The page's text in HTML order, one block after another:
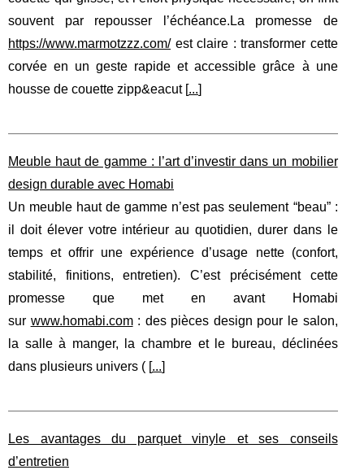
souvent par repousser l’échéance.La promesse de
https://www.marmotzzz.com/est claire : transformer cette
corvée en un geste rapide et accessible grâce à une
housse de couette zipp&eacut [...]
Meuble haut de gamme : l’art d’investir dans un mobilier
design durable avec Homabi
Un meuble haut de gamme n’est pas seulement “beau” :
il doit élever votre intérieur au quotidien, durer dans le
temps et offrir une expérience d’usage nette (confort,
stabilité, finitions, entretien). C’est précisément cette
promesse que met en avant Homabi
sur www.homabi.com: des pièces design pour le salon,
la salle à manger, la chambre et le bureau, déclinées
dans plusieurs univers ( [...]
Les avantages du parquet vinyle et ses conseils
d’entretien